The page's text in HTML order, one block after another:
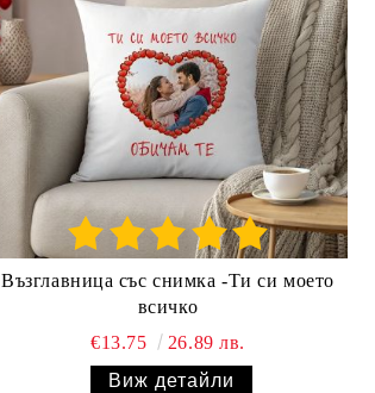
Възглавница със снимка -Ти си моето
всичко
€13.75
26.89 лв.
Виж детайли